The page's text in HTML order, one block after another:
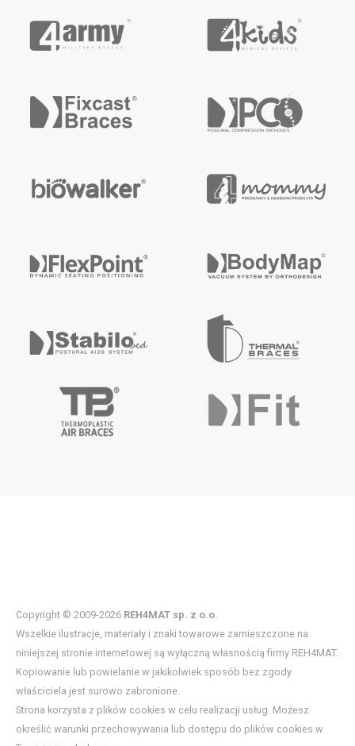
Copyright © 2009-2026 REH4MAT sp. z o.o.
Wszelkie ilustracje, materiały i znaki towarowe zamieszczone na
niniejszej stronie internetowej są wyłączną własnością firmy REH4MAT.
Kopiowanie lub powielanie w jakikolwiek sposób bez zgody
właściciela jest surowo zabronione.
Strona korzysta z plików cookies w celu realizacji usług. Możesz
określić warunki przechowywania lub dostępu do plików cookies w